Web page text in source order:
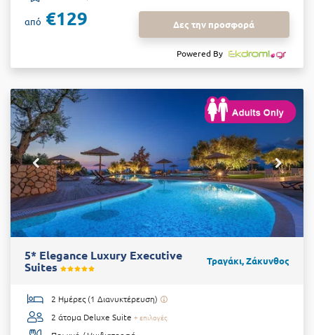
από €129 Δες την προσφορά
Powered By
5* Elegance Luxury Executive
Suites
Τραγάκι, Ζάκυνθος
2 Ημέρες (1 Διανυκτέρευση)
2 άτομα Deluxe Suite + επιλογές